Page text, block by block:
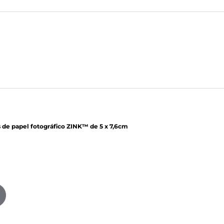
de papel fotográfico ZINK™ de 5 x 7,6cm